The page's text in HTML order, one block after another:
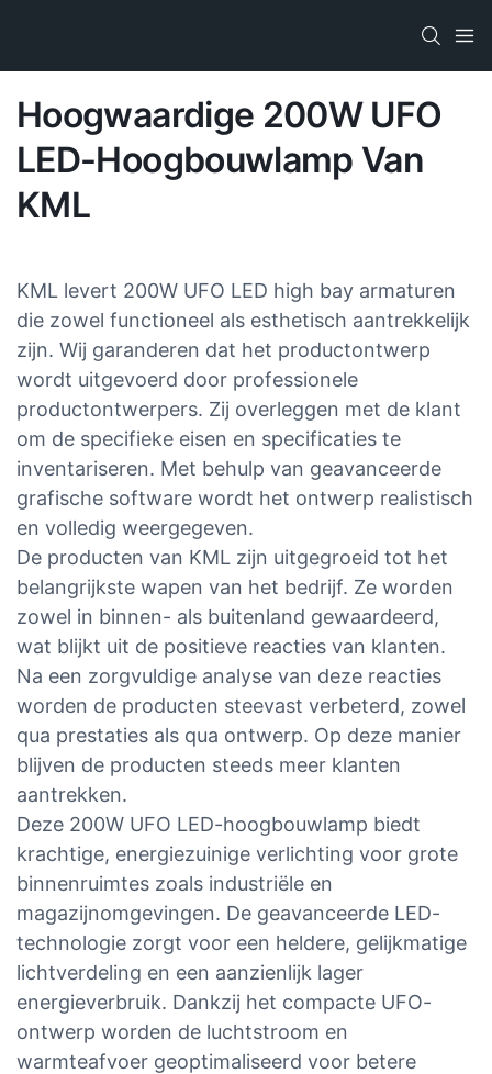
Hoogwaardige 200W UFO
LED-Hoogbouwlamp Van
KML
KML levert 200W UFO LED high bay armaturen
die zowel functioneel als esthetisch aantrekkelijk
zijn. Wij garanderen dat het productontwerp
wordt uitgevoerd door professionele
productontwerpers. Zij overleggen met de klant
om de specifieke eisen en specificaties te
inventariseren. Met behulp van geavanceerde
grafische software wordt het ontwerp realistisch
en volledig weergegeven.
De producten van KML zijn uitgegroeid tot het
belangrijkste wapen van het bedrijf. Ze worden
zowel in binnen- als buitenland gewaardeerd,
wat blijkt uit de positieve reacties van klanten.
Na een zorgvuldige analyse van deze reacties
worden de producten steevast verbeterd, zowel
qua prestaties als qua ontwerp. Op deze manier
blijven de producten steeds meer klanten
aantrekken.
Deze 200W UFO LED-hoogbouwlamp biedt
krachtige, energiezuinige verlichting voor grote
binnenruimtes zoals industriële en
magazijnomgevingen. De geavanceerde LED-
technologie zorgt voor een heldere, gelijkmatige
lichtverdeling en een aanzienlijk lager
energieverbruik. Dankzij het compacte UFO-
ontwerp worden de luchtstroom en
warmteafvoer geoptimaliseerd voor betere